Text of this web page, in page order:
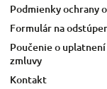
Podmienky ochrany
Formulár na
Poučenie o
zmluvy
Kontakt